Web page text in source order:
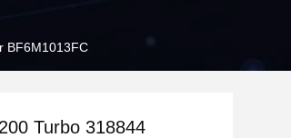
BF6M1013FC
Turbo 318844